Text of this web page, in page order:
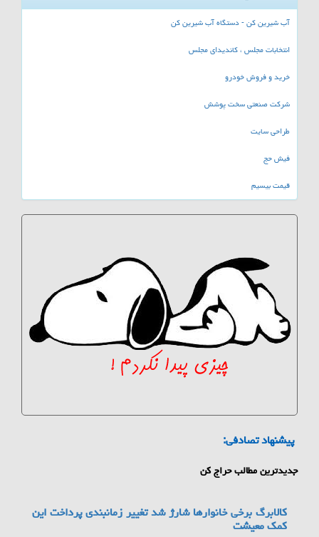
آب شیرین کن - دستگاه آب شیرین کن
انتخابات مجلس ، کاندیدای مجلس
خرید و فروش خودرو
شرکت صنعتی سخت پوشش
طراحی سایت
فیش حج
قیمت بیسیم
پیشنهاد تصادفی:
جدیدترین مطالب حراج کن
کالابرگ برخی خانوارها شارژ شد تغییر زمانبندی پرداخت این
کمک معیشت